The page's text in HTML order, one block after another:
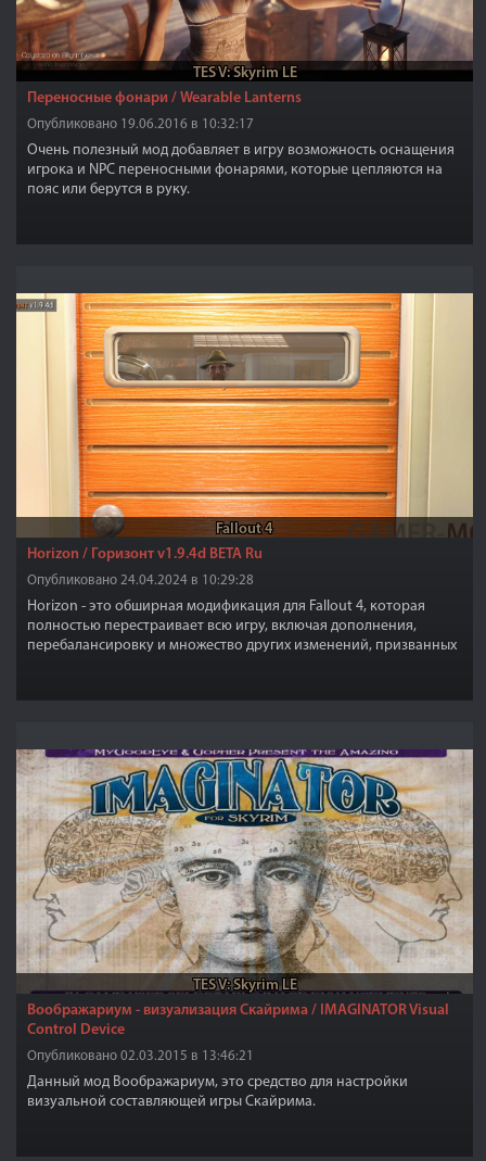
TES V: Skyrim LE
Переносные фонари / Wearable Lanterns
Опубликовано 19.06.2016 в 10:32:17
Очень полезный мод добавляет в игру возможность оснащения
игрока и NPC переносными фонарями, которые цепляются на
пояс или берутся в руку.
Fallout 4
Horizon / Горизонт v1.9.4d BETA Ru⁠⁠
Опубликовано 24.04.2024 в 10:29:28
Horizon - это обширная модификация для Fallout 4, которая
полностью перестраивает всю игру, включая дополнения,
перебалансировку и множество других изменений, призванных
TES V: Skyrim LE
Воображариум - визуализация Скайрима / IMAGINATOR Visual
Control Device
Опубликовано 02.03.2015 в 13:46:21
Данный мод Воображариум, это средство для настройки
визуальной составляющей игры Скайрима.